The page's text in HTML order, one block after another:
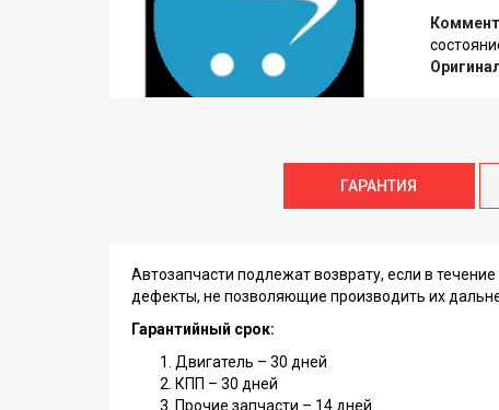
ГАРАНТИЯ
Автозапчасти подлежат возврату, если в
дефекты, не позволяющие производить их
Гарантийный срок:
Двигатель – 30 дней
КПП – 30 дней
Прочие запчасти – 14 дней